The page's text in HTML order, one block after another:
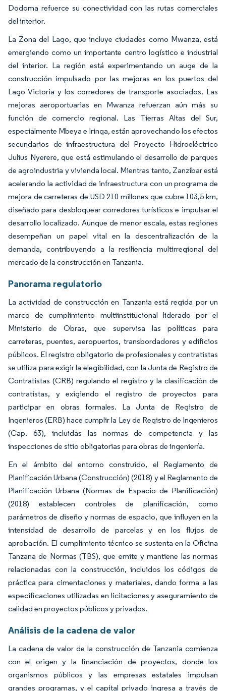
Dodoma refuerce su conectividad con las rutas comerciales
del interior.
La Zona del Lago, que incluye ciudades como Mwanza, está
emergiendo como un importante centro logístico e industrial
del interior. La región está experimentando un auge de la
construcción impulsado por las mejoras en los puertos del
Lago Victoria y los corredores de transporte asociados. Las
mejoras aeroportuarias en Mwanza refuerzan aún más su
función de comercio regional. Las Tierras Altas del Sur,
especialmente Mbeya e Iringa, están aprovechando los efectos
secundarios de infraestructura del Proyecto Hidroeléctrico
Julius Nyerere, que está estimulando el desarrollo de parques
de agroindustria y vivienda local. Mientras tanto, Zanzíbar está
acelerando la actividad de infraestructura con un programa de
mejora de carreteras de USD 210 millones que cubre 103,5 km,
diseñado para desbloquear corredores turísticos e impulsar el
desarrollo localizado. Aunque de menor escala, estas regiones
desempeñan un papel vital en la descentralización de la
demanda, contribuyendo a la resiliencia multirregional del
mercado de la construcción en Tanzania.
Panorama regulatorio
La actividad de construcción en Tanzania está regida por un
marco de cumplimiento multiinstitucional liderado por el
Ministerio de Obras, que supervisa las políticas para
carreteras, puentes, aeropuertos, transbordadores y edificios
públicos. El registro obligatorio de profesionales y contratistas
se utiliza para exigir la elegibilidad, con la Junta de Registro de
Contratistas (CRB) regulando el registro y la clasificación de
contratistas, y exigiendo el registro de proyectos para
participar en obras formales. La Junta de Registro de
Ingenieros (ERB) hace cumplir la Ley de Registro de Ingenieros
(Cap. 63), incluidas las normas de competencia y las
inspecciones de sitio obligatorias para obras de ingeniería.
En el ámbito del entorno construido, el Reglamento de
Planificación Urbana (Construcción) (2018) y el Reglamento de
Planificación Urbana (Normas de Espacio de Planificación)
(2018) establecen controles de planificación, como
parámetros de diseño y normas de espacio, que influyen en la
intensidad de desarrollo de parcelas y en los flujos de
aprobación. El cumplimiento técnico se sustenta en la Oficina
Tanzana de Normas (TBS), que emite y mantiene las normas
relacionadas con la construcción, incluidos los códigos de
práctica para cimentaciones y materiales, dando forma a las
especificaciones utilizadas en licitaciones y aseguramiento de
calidad en proyectos públicos y privados.
Análisis de la cadena de valor
La cadena de valor de la construcción de Tanzania comienza
con el origen y la financiación de proyectos, donde los
organismos públicos y las empresas estatales impulsan
grandes programas, y el capital privado ingresa a través de